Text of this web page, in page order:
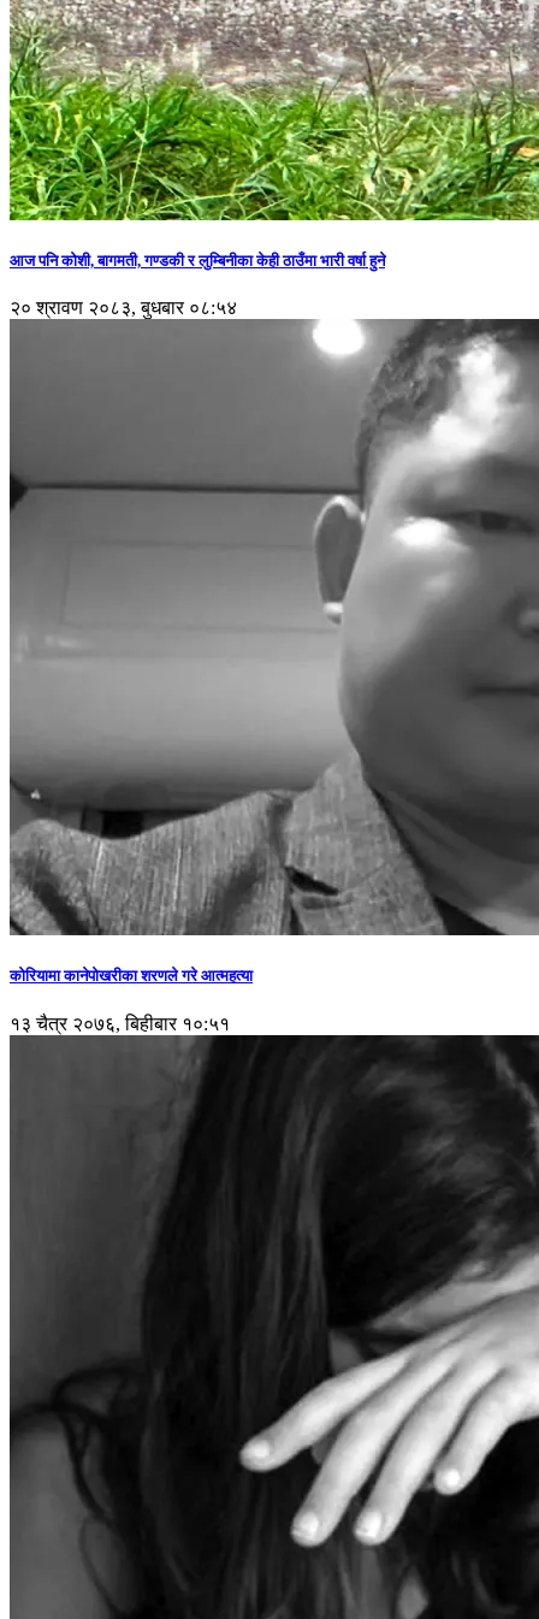
आज पनि कोशी, बागमती, गण्डकी र लुम्बिनीका केही ठाउँमा भारी वर्षा हुने
२० श्रावण २०८३, बुधबार ०८:५४
कोरियामा कानेपोखरीका शरणले गरे आत्महत्या
१३ चैत्र २०७६, बिहीबार १०:५१